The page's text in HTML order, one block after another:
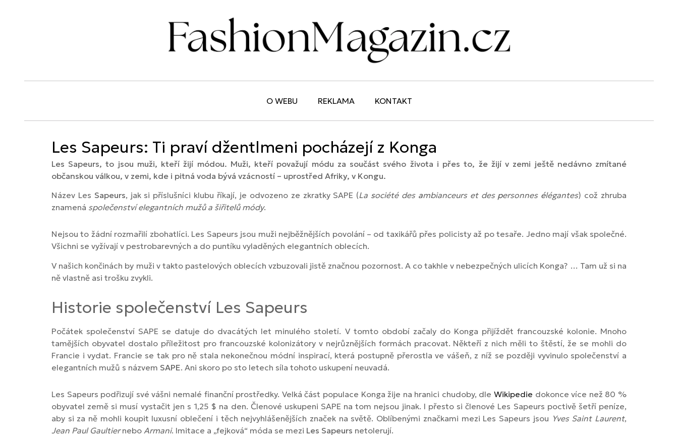
O WEBU REKLAMA KONTAKT
Les Sapeurs: Ti praví džentlmeni pocházejí z Konga
Les Sapeurs, to jsou muži, kteří žijí módou. Muži, kteří považují módu za součást svého života i přes to, že žijí v zemi ještě nedávno zmítané
občanskou válkou, v zemi, kde i pitná voda bývá vzácností – uprostřed Afriky, v Kongu.
Název Les Sapeurs, jak si příslušníci klubu říkají, je odvozeno ze zkratky SAPE (La société des ambianceurs et des personnes élégantes) což zhruba
znamená společenství elegantních mužů a šiřitelů módy.
Nejsou to žádní rozmařilí zbohatlíci. Les Sapeurs jsou muži nejběžnějších povolání – od taxikářů přes policisty až po tesaře. Jedno mají však společné.
Všichni se vyžívají v pestrobarevných a do puntíku vyladěných elegantních oblecích.
V našich končinách by muži v takto pastelových oblecích vzbuzovali jistě značnou pozornost. A co takhle v nebezpečných ulicích Konga? … Tam už si na
ně vlastně asi trošku zvykli.
Historie společenství Les Sapeurs
Počátek společenství SAPE se datuje do dvacátých let minulého století. V tomto období začaly do Konga přijíždět francouzské kolonie. Mnoho
tamějších obyvatel dostalo příležitost pro francouzské kolonizátory v nejrůznějších formách pracovat. Někteří z nich měli to štěstí, že se mohli do
Francie i vydat. Francie se tak pro ně stala nekonečnou módní inspirací, která postupně přerostla ve vášeň, z níž se později vyvinulo společenství a
elegantních mužů s názvem SAPE. Ani skoro po sto letech síla tohoto uskupení neuvadá.
Les Sapeurs podřizují své vášni nemalé finanční prostředky. Velká část populace Konga žije na hranici chudoby, dleWikipedie dokonce více než 80 %
obyvatel země si musí vystačit jen s 1,25 $ na den. Členové uskupeni SAPE na tom nejsou jinak. I přesto si členové Les Sapeurs poctivě šetří peníze,
aby si za ně mohli koupit luxusní oblečení i těch nejvyhlášenějších značek na světě. Oblíbenými značkami mezi Les Sapeurs jsou Yves Saint Laurent,
Jean Paul Gaultiernebo Armani. Imitace a „fejková“ móda se mezi Les Sapeurs netolerují.